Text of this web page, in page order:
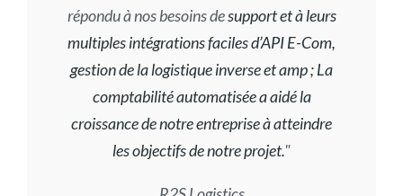
répondu à nos besoins desupport et à leurs
multiples intégrations faciles d’API E-Com,
gestion de la logistique inverse et amp ; La
comptabilité automatisée a aidé la
croissance de notre entreprise à atteindre
les objectifs de notre projet.